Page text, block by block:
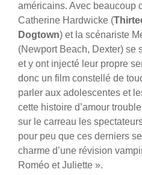
américains. Avec beaucoup
Catherine Hardwicke (
Dogtown) et la scénariste
(Newport Beach, Dexter) se
et y ont injecté leur propre
donc un film constellé de
parler aux adolescentes et
cette histoire d’amour
sur le carreau les
pour peu que ces derniers
charme d’une révision
Roméo et Juliette ».